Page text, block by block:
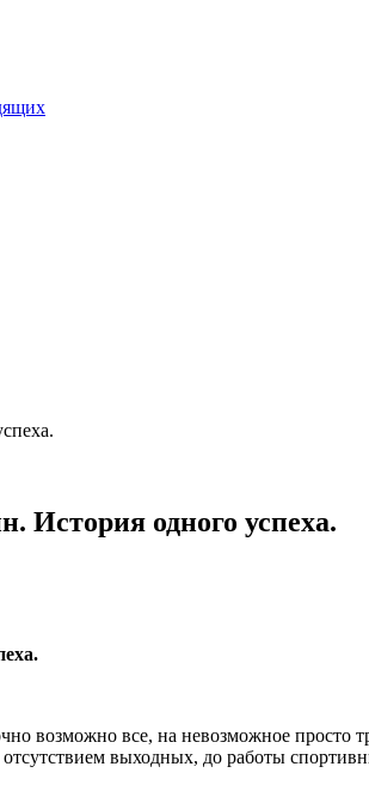
История одного успеха.
возможно все, на невозможное просто
выходных, до работы